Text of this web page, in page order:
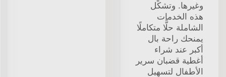
وغيرها. وتشكِّل
هذه الخدمات
الشاملة حلًّا متكاملًا
يمنحك راحة بال
أكبر عند شراء
أغطية قضبان سرير
الأطفال لتسهيل